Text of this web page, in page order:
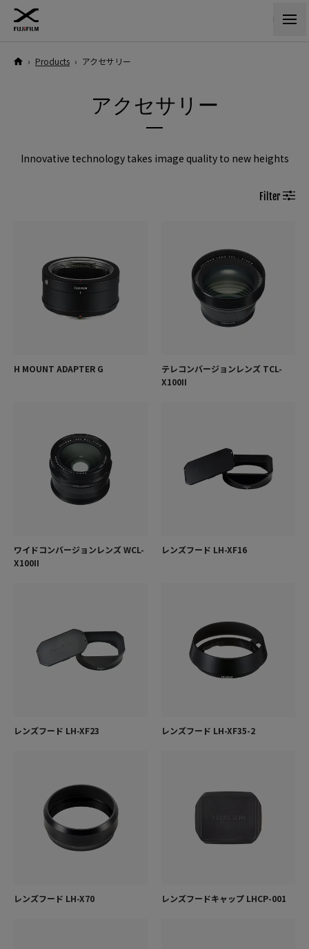
› Products › アクセサリー
アクセサリー
Innovative technology takes image quality to new heights
Filter
H MOUNT ADAPTER G
テレコンバージョンレンズ TCL-
X100II
ワイドコンバージョンレンズ WCL-
X100II
レンズフード LH-XF16
レンズフード LH-XF23 レンズフード LH-XF35-2
レンズフード LH-X70 レンズフードキャップ LHCP-001